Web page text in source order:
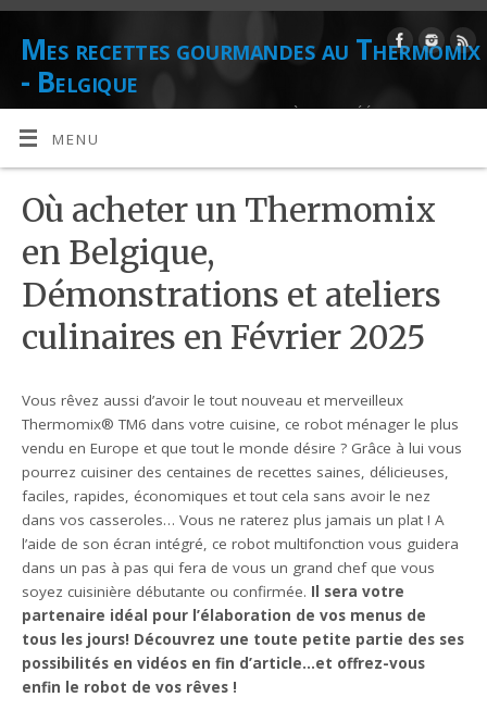
Mes recettes gourmandes au Thermomix
- Belgique
DE L'AUTEUR CULINAIRE ET CONSEILLÈRE AGRÉÉE THERMOMIX
DANIELLE LIONS
MENU
Où acheter un Thermomix
en Belgique,
Démonstrations et ateliers
culinaires en Février 2025
Vous rêvez aussi d’avoir le tout nouveau et merveilleux
Thermomix® TM6 dans votre cuisine, ce robot ménager le plus
vendu en Europe et que tout le monde désire ? Grâce à lui vous
pourrez cuisiner des centaines de recettes saines, délicieuses,
faciles, rapides, économiques et tout cela sans avoir le nez
dans vos casseroles… Vous ne raterez plus jamais un plat ! A
l’aide de son écran intégré, ce robot multifonction vous guidera
dans un pas à pas qui fera de vous un grand chef que vous
soyez cuisinière débutante ou confirmée. Il sera votre
partenaire idéal pour l’élaboration de vos menus de
tous les jours! Découvrez une toute petite partie des ses
possibilités en vidéos en fin d’article…et offrez-vous
enfin le robot de vos rêves !